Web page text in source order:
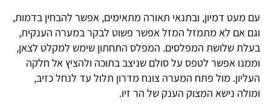
עם מעט דמיון, ובתנאי תאורה מתאימים, אפשר להבחין בדמות,
וגם אם לא מתמזל המזל אפשר פשוט לבקר במערה הענקית,
בעלת שלושת המפלסים. המפלס התחתון שימש למקלט לצאן,
וממנו אפשר לטפס על סולם שניצב בתוכה ולהציץ אל חלקה
העליון. מול פתח המערה צונח מדרון תלול עד לנחל כזיב,
ומולה נישא המצוק הענק של הר זיו.